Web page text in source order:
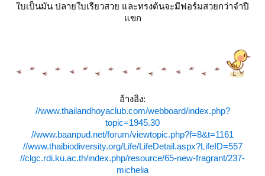
บเป็นมัน ปลายใบเรียวสวย และทรงต้นจะมีฟอร์มสวยกว่าจำปี
ขก
อ้างอิง:
//www.thailandhoyaclub.com/webboard/index.php?
topic=1945.30
//www.baanpud.net/forum/viewtopic.php?f=8&t=1161
//www.thaibiodiversity.org/Life/LifeDetail.aspx?LifeID=557
//clgc.rdi.ku.ac.th/index.php/resource/65-new-fragrant/237-
michelia